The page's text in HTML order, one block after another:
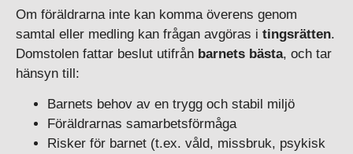
Om föräldrarna inte kan komma överens genom
samtal eller medling kan frågan avgöras i tingsrätten.
Domstolen fattar beslut utifrån barnets bästa, och tar
hänsyn till:
Barnets behov av en trygg och stabil miljö
Föräldrarnas samarbetsförmåga
Risker för barnet (t.ex. våld, missbruk, psykisk